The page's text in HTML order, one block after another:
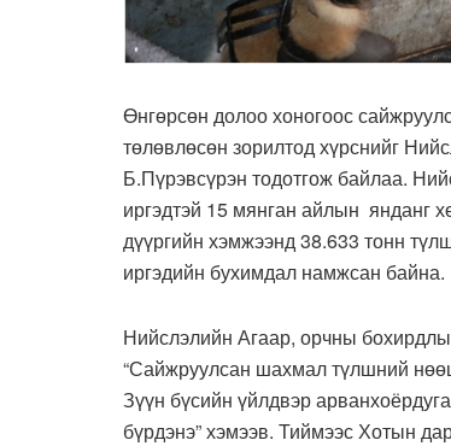
Өнгөрсөн долоо хоногоос
төлөвлөсөн зорилтод хүрснийг
Б.Пүрэвсүрэн тодотгож байлаа.
иргэдтэй 15 мянган айлын янданг
дүүргийн хэмжээнд 38.633 тонн
иргэдийн бухимдал намжсан байна.
Нийслэлийн Агаар, орчны
“Сайжруулсан шахмал түлшний
Зүүн бүсийн үйлдвэр
бүрдэнэ” хэмээв. Тиймээс Хотын